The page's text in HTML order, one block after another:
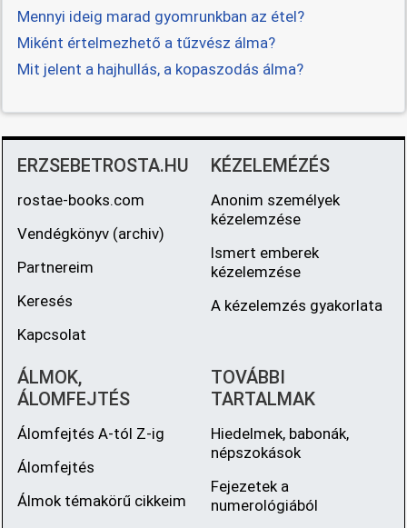
Mennyi ideig marad gyomrunkban az étel?
Miként értelmezhető a tűzvész álma?
Mit jelent a hajhullás, a kopaszodás álma?
ERZSEBETROSTA.HU
rostae-books.com
Vendégkönyv (archiv)
Partnereim
Keresés
Kapcsolat
KÉZELEMÉZÉS
Anonim személyek
kézelemzése
Ismert emberek
kézelemzése
A kézelemzés gyakorlata
ÁLMOK,
ÁLOMFEJTÉS
Álomfejtés A-tól Z-ig
Álomfejtés
Álmok témakörű cikkeim
TOVÁBBI
TARTALMAK
Hiedelmek, babonák,
népszokások
Fejezetek a
numerológiából